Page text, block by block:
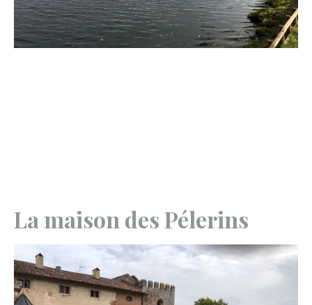
La maison des Pélerins